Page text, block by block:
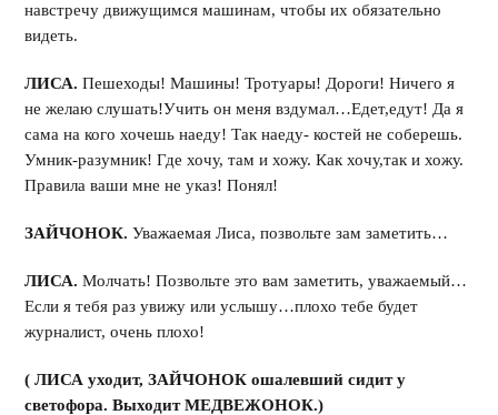
навстречу движущимся машинам, чтобы их обязательно
видеть.
ЛИСА. Пешеходы! Машины! Тротуары! Дороги! Ничего я
не желаю слушать!Учить он меня вздумал…Едет,едут! Да я
сама на кого хочешь наеду! Так наеду- костей не соберешь.
Умник-разумник! Где хочу, там и хожу. Как хочу,так и хожу.
Правила ваши мне не указ! Понял!
ЗАЙЧОНОК.Уважаемая Лиса, позвольте зам заметить…
ЛИСА. Молчать! Позвольте это вам заметить, уважаемый…
Если я тебя раз увижу или услышу…плохо тебе будет
журналист, очень плохо!
( ЛИСА уходит, ЗАЙЧОНОК ошалевший сидит у
светофора. Выходит МЕДВЕЖОНОК.)